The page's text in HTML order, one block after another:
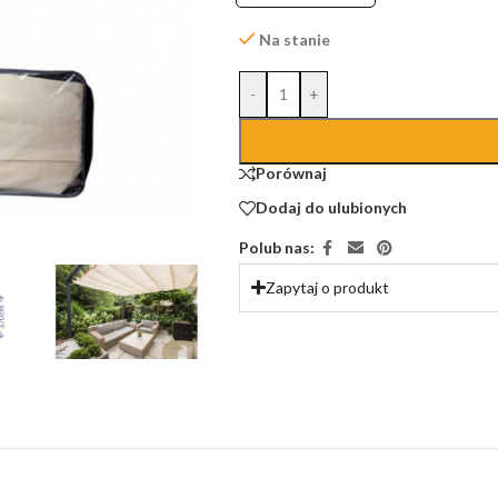
Na stanie
- +
Porównaj
Dodaj do ulubionych
Polub nas:
Zapytaj o produkt